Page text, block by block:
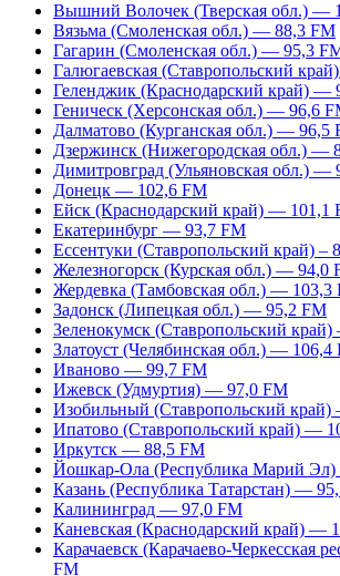
Вышний Волочек (Тверская обл.) —
Вязьма (Смоленская обл.) — 88,3 FM
Гагарин (Смоленская обл.) — 95,3
Галюгаевская (Ставропольский
Геленджик (Краснодарский край) —
Геническ (Херсонская обл.) — 96,6
Далматово (Курганская обл.) — 96,5
Дзержинск (Нижегородская обл.) —
Димитровград (Ульяновская обл.) —
Донецк — 102,6 FM
Ейск (Краснодарский край) — 101,1
Екатеринбург — 93,7 FM
Ессентуки (Ставропольский край) –
Железногорск (Курская обл.) — 94,0
Жердевка (Тамбовская обл.) — 103,3
Задонск (Липецкая обл.) — 95,2 FM
Зеленокумск (Ставропольский
Златоуст (Челябинская обл.) — 106,4
Иваново — 99,7 FM
Ижевск (Удмуртия) — 97,0 FM
Изобильный (Ставропольский
Ипатово (Ставропольский край) —
Иркутск — 88,5 FM
Йошкар-Ола (Республика Марий
Казань (Республика Татарстан) —
Калининград — 97,0 FM
Каневская (Краснодарский край) —
Карачаевск (Карачаево-Черкесская
FM